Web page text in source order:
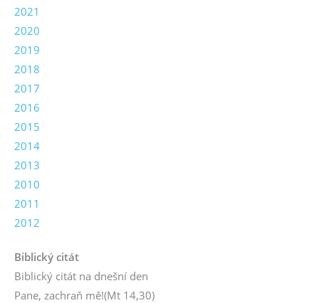
2021
2020
2019
2018
2017
2016
2015
2014
2013
2010
2011
2012
Biblický citát
Biblický citát na dnešní den
Pane, zachraň mě!(Mt 14,30)